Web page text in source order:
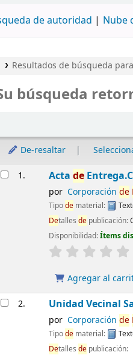
de autoridad Nube
Resultados de búsqueda
búsqueda
De-resaltar
Resultados
1. Actade
por Corporación de
Tipode material:
Detallesde publicación:
Disponibilidad:Ítems
Agregar al
2. Unidad Vecinal
por Corporación de
Tipode material:
Detallesde publicación: